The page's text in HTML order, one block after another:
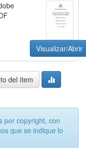
Visualizar/Abrir
del ítem
por copyright, con
que se indique lo